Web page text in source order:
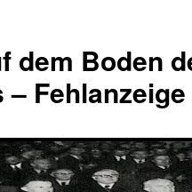
dem Boden